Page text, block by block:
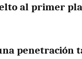
al primer
penetración